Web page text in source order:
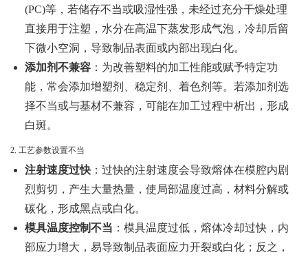
(PC)等，若储存不当或吸湿性强，未经过充分干燥处理
直接用于注塑，水分在高温下蒸发形成气泡，冷却后留
下微小空洞，导致制品表面或内部出现白化。
添加剂不兼容：为改善塑料的加工性能或赋予特定功
能，常会添加增塑剂、稳定剂、着色剂等。若添加剂选
择不当或与基材不兼容，可能在加工过程中析出，形成
白斑。
2. 工艺参数设置不当
注射速度过快：过快的注射速度会导致熔体在模腔内剧
烈剪切，产生大量热量，使局部温度过高，材料分解或
碳化，形成黑点或白化。
模具温度控制不当 ：模具温度过低，熔体冷却过快，内
部应力增大，易导致制品表面应力开裂或白化；反之，